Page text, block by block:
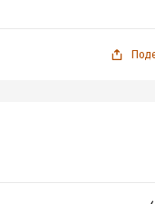
и необыкновенно
не пытайтесь менять